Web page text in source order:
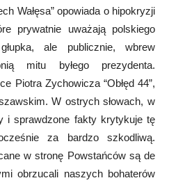
Wałęsa” opowiada o hipokryzji
prywatnie uważają polskiego
ale publicznie, wbrew
mitu byłego prezydenta.
Piotra Zychowicza “Obłęd 44”,
W ostrych słowach, w
i sprawdzone fakty krytykuje tę
za bardzo szkodliwą.
w stronę Powstańców są de
obrzucali naszych bohaterów